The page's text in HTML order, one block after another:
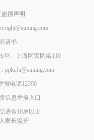
盗播声明
诺书
区
上海网警网络110
ppkefu@suning.com
报电话12390
信息举报入口
适合18岁以上
家长监护